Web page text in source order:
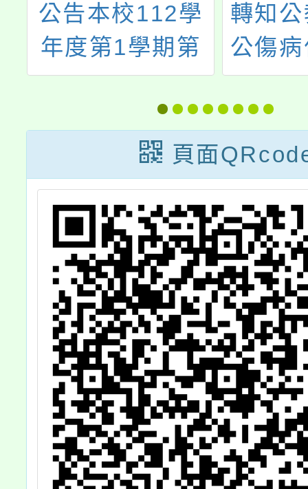
轉知公教員工因
公傷病住院醫療
補助補充規定，
並自113年11月
22日生效
公告
年度
1~3次
甄選
公告
頁面